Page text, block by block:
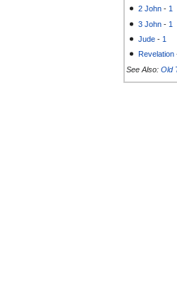
2 John - 1
3 John - 1
Jude - 1
Revelation
See Also: Old